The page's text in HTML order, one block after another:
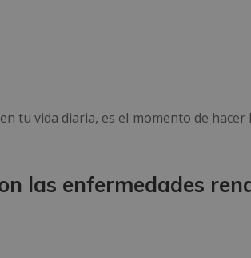
tu vida diaria, es el momento de hacer
las enfermedades